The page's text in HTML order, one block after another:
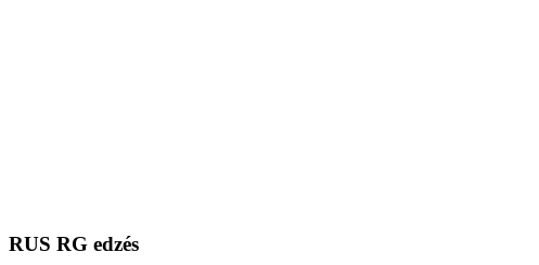
RUS RG edzés